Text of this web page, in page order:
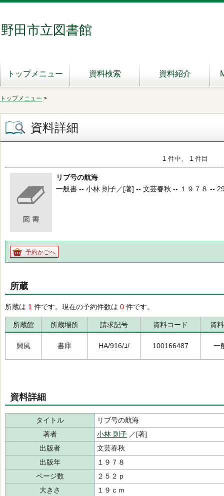
野田市立図書館
トップメニュー 資料検索 資料紹介
トップメニュー >
資料詳細
1 件中、 1 件目
リブ号の航海
一般書 -- 小林 則子／[著] -- 文芸春秋 -- １９７８ --
予約かごへ
所蔵
所蔵は 1 件です。現在の予約件数は 0 件です。
所蔵館 所蔵場所 請求記号 資料コード 資
興風 書庫 HA/916/ｺ/ 100166487 一
資料詳細
タイトル
リブ号の航海
著者
小林 則子 ／[著]
出版者
文芸春秋
出版年
１９７８
ページ数
２５２ｐ
大きさ
１９ｃｍ